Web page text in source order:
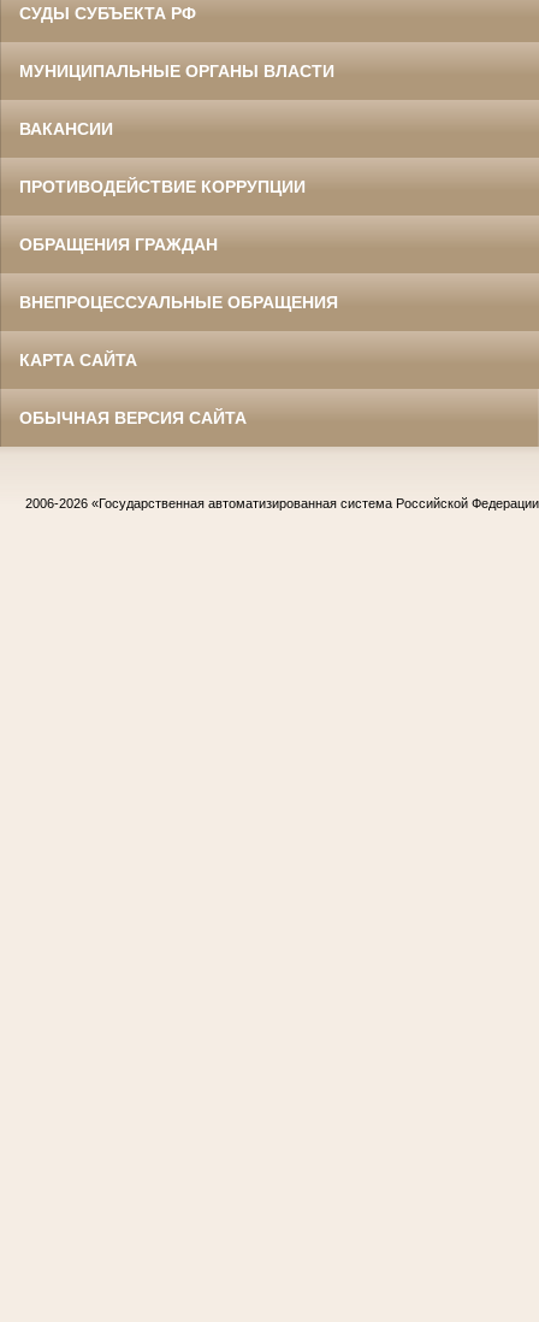
СУДЫ СУБЪЕКТА РФ
МУНИЦИПАЛЬНЫЕ ОРГАНЫ ВЛАСТИ
ВАКАНСИИ
ПРОТИВОДЕЙСТВИЕ КОРРУПЦИИ
ОБРАЩЕНИЯ ГРАЖДАН
ВНЕПРОЦЕССУАЛЬНЫЕ ОБРАЩЕНИЯ
КАРТА САЙТА
ОБЫЧНАЯ ВЕРСИЯ САЙТА
2006-2026 «Государственная автоматизированная система Российской